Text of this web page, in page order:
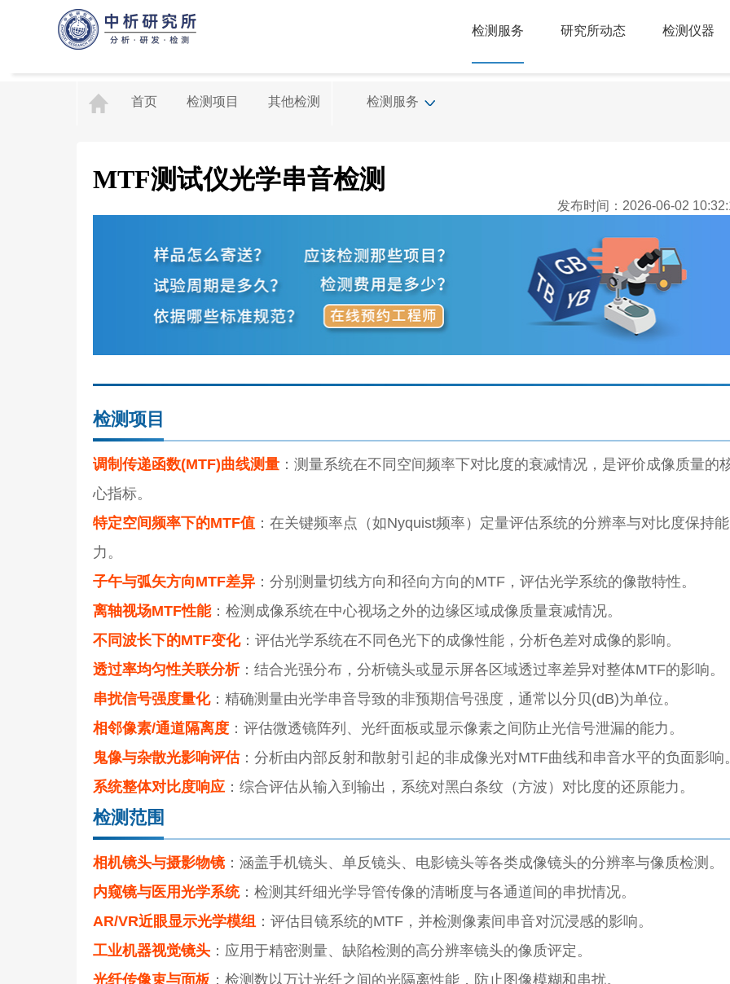
检测服务 研究所动态 检测仪器
首页 检测项目 其他检测 检测服务
MTF测试仪光学串音检测
发布时间：2026-06-02
检测项目
调制传递函数(MTF)曲线测量 ：测量系统在不同空间频率下对比度的衰减情况，是评价成像质量的
心指标。
特定空间频率下的MTF值 ：在关键频率点（如Nyquist频率）定量评估系统的分辨率与对比度保持能
力。
子午与弧矢方向MTF差异 ：分别测量切线方向和径向方向的MTF，评估光学系统的像散特性。
离轴视场MTF性能：检测成像系统在中心视场之外的边缘区域成像质量衰减情况。
不同波长下的MTF变化：评估光学系统在不同色光下的成像性能，分析色差对成像的影响。
透过率均匀性关联分析：结合光强分布，分析镜头或显示屏各区域透过率差异对整体MTF的影响。
串扰信号强度量化：精确测量由光学串音导致的非预期信号强度，通常以分贝(dB)为单位。
相邻像素/通道隔离度 ：评估微透镜阵列、光纤面板或显示像素之间防止光信号泄漏的能力。
鬼像与杂散光影响评估：分析由内部反射和散射引起的非成像光对MTF曲线和串音水平的负面影响
系统整体对比度响应 ：综合评估从输入到输出，系统对黑白条纹（方波）对比度的还原能力。
检测范围
相机镜头与摄影物镜：涵盖手机镜头、单反镜头、电影镜头等各类成像镜头的分辨率与像质检测。
内窥镜与医用光学系统：检测其纤细光学导管传像的清晰度与各通道间的串扰情况。
AR/VR近眼显示光学模组 ：评估目镜系统的MTF，并检测像素间串音对沉浸感的影响。
工业机器视觉镜头 ：应用于精密测量、缺陷检测的高分辨率镜头的像质评定。
光纤传像束与面板 ：检测数以万计光纤之间的光隔离性能，防止图像模糊和串扰。